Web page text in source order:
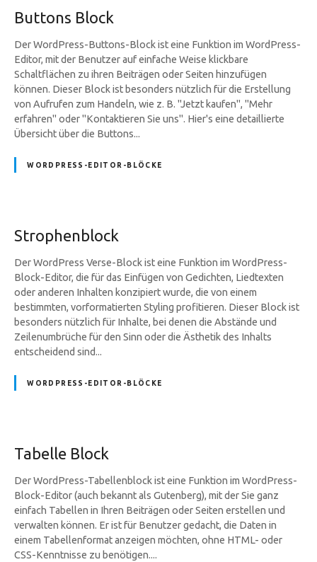
Buttons Block
Der WordPress-Buttons-Block ist eine Funktion im WordPress-
Editor, mit der Benutzer auf einfache Weise klickbare
Schaltflächen zu ihren Beiträgen oder Seiten hinzufügen
können. Dieser Block ist besonders nützlich für die Erstellung
von Aufrufen zum Handeln, wie z. B. "Jetzt kaufen", "Mehr
erfahren" oder "Kontaktieren Sie uns". Hier's eine detaillierte
Übersicht über die Buttons...
WORDPRESS-EDITOR-BLÖCKE
Strophenblock
Der WordPress Verse-Block ist eine Funktion im WordPress-
Block-Editor, die für das Einfügen von Gedichten, Liedtexten
oder anderen Inhalten konzipiert wurde, die von einem
bestimmten, vorformatierten Styling profitieren. Dieser Block ist
besonders nützlich für Inhalte, bei denen die Abstände und
Zeilenumbrüche für den Sinn oder die Ästhetik des Inhalts
entscheidend sind...
WORDPRESS-EDITOR-BLÖCKE
Tabelle Block
Der WordPress-Tabellenblock ist eine Funktion im WordPress-
Block-Editor (auch bekannt als Gutenberg), mit der Sie ganz
einfach Tabellen in Ihren Beiträgen oder Seiten erstellen und
verwalten können. Er ist für Benutzer gedacht, die Daten in
einem Tabellenformat anzeigen möchten, ohne HTML- oder
CSS-Kenntnisse zu benötigen....